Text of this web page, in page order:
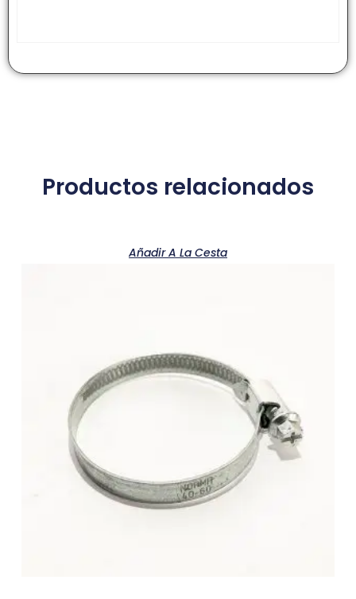
Productos relacionados
Añadir A La Cesta